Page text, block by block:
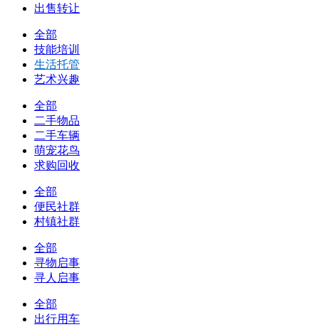
出售转让
全部
技能培训
生活托管
艺术兴趣
全部
二手物品
二手车辆
萌宠花鸟
求购回收
全部
便民社群
村镇社群
全部
寻物启事
寻人启事
全部
出行用车